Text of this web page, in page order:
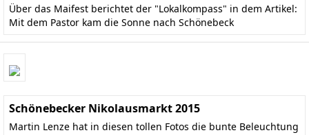
Über das Maifest berichtet der "Lokalkompass" in dem Artikel:
Mit dem Pastor kam die Sonne nach Schönebeck
Schönebecker Nikolausmarkt 2015
Martin Lenze hat in diesen tollen Fotos die bunte Beleuchtung